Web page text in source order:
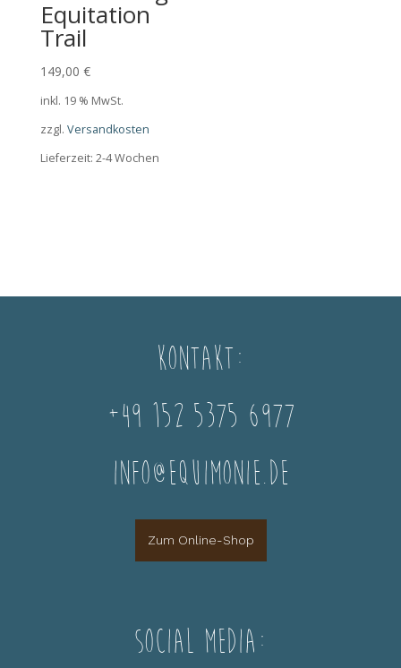
Equitation
Trail
149,00 €
inkl. 19 % MwSt.
zzgl. Versandkosten
Lieferzeit: 2-4 Wochen
Kontakt:
+49 152 5375 6977
info@equimonie.de
Zum Online-Shop
Social Media: